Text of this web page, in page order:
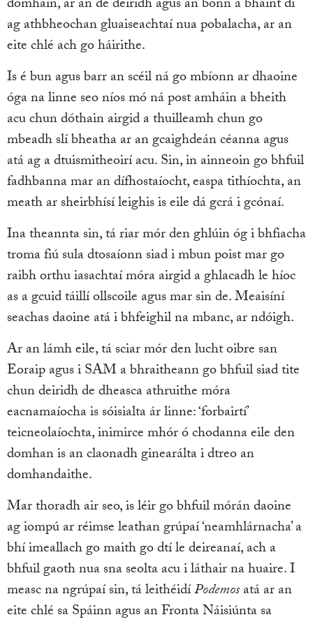
ag athbheochan gluaiseachtaí nua pobalacha, ar an
eite chlé ach go háirithe.
Is é bun agus barr an scéil ná go mbíonn ar dhaoine
óga na linne seo níos mó ná post amháin a bheith
acu chun dóthain airgid a thuilleamh chun go
mbeadh slí bheatha ar an gcaighdeán céanna agus
atá ag a dtuismitheoirí acu. Sin, in ainneoin go bhfuil
fadhbanna mar an dífhostaíocht, easpa tithíochta, an
meath ar sheirbhísí leighis is eile dá gcrá i gcónaí.
Ina theannta sin, tá riar mór den ghlúin óg i bhfiacha
troma fiú sula dtosaíonn siad i mbun poist mar go
raibh orthu iasachtaí móra airgid a ghlacadh le híoc
as a gcuid táillí ollscoile agus mar sin de. Meaisíní
seachas daoine atá i bhfeighil na mbanc, ar ndóigh.
Ar an lámh eile, tá sciar mór den lucht oibre san
Eoraip agus i SAM a bhraitheann go bhfuil siad tite
chun deiridh de dheasca athruithe móra
eacnamaíocha is sóisialta ár linne: ‘forbairtí’
teicneolaíochta, inimirce mhór ó chodanna eile den
domhan is an claonadh ginearálta i dtreo an
domhandaithe.
Mar thoradh air seo, is léir go bhfuil mórán daoine
ag iompú ar réimse leathan grúpaí ‘neamhlárnacha’ a
bhí imeallach go maith go dtí le deireanaí, ach a
bhfuil gaoth nua sna seolta acu i láthair na huaire. I
measc na ngrúpaí sin, tá leithéidíPodemosatá ar an
eite chlé sa Spáinn agus an Fronta Náisiúnta sa